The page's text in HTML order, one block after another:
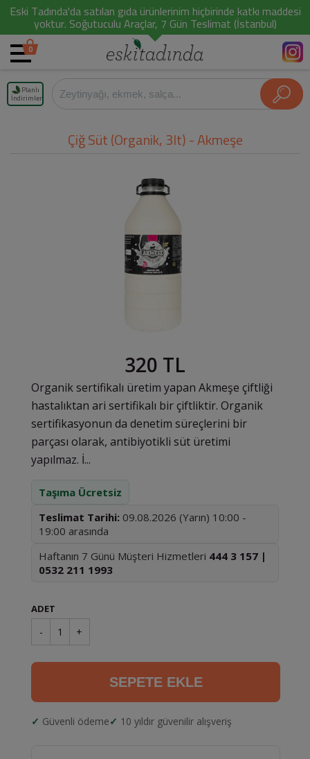
Eski Tadında'da satılan gıda ürünlerinim hiçbirinde katkı maddesi
yoktur. Soğutuculu Araçlar, 7 Gün Teslimat (İstanbul)
0
Planlı
İndirimler
Çiğ Süt (Organik, 3lt) - Akmeşe
320 TL
Organik sertifikalı üretim yapan Akmeşe çiftliği
hastalıktan ari sertifikalı bir çiftliktir. Organik
sertifikasyonun da denetim süreçlerini bir
parçası olarak, antibiyotikli süt üretimi
yapılmaz. İ...
Taşıma Ücretsiz
Teslimat Tarihi: 09.08.2026 (Yarın) 10:00 -
19:00 arasında
Haftanın 7 Günü Müşteri Hizmetleri 444 3 157 |
0532 211 1993
ADET
- 1 +
SEPETE EKLE
Güvenli ödeme 10 yıldır güvenilir alışveriş